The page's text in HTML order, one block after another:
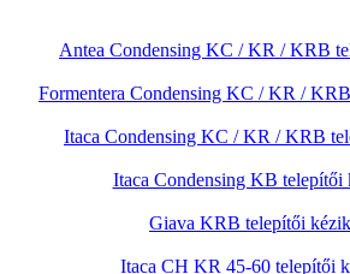
Antea Condensing KC / KR / KRB
Formentera Condensing KC / KR /
Itaca Condensing KC / KR / KRB
Itaca Condensing KB telepítői
Giava KRB telepítői
Itaca CH KR 45-60 telepítői